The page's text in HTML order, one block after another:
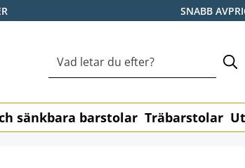
SNABB
sänkbara barstolar Träbarstolar